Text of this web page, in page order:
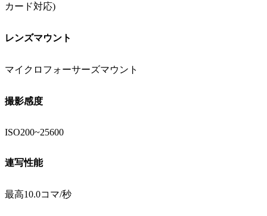
カード対応)
レンズマウント
マイクロフォーサーズマウント
撮影感度
ISO200~25600
連写性能
最高10.0コマ/秒